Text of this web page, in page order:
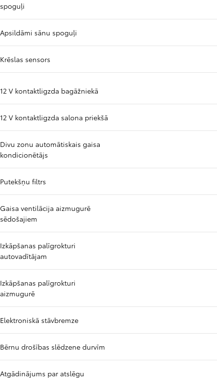
spoguļi
Apsildāmi sānu spoguļi
Krēslas sensors
12 V kontaktligzda bagāžniekā
12 V kontaktligzda salona priekšā
Divu zonu automātiskais gaisa
kondicionētājs
Putekšņu filtrs
Gaisa ventilācija aizmugurē
sēdošajiem
Izkāpšanas palīgrokturi
autovadītājam
Izkāpšanas palīgrokturi
aizmugurē
Elektroniskā stāvbremze
Bērnu drošības slēdzene durvīm
Atgādinājums par atslēgu